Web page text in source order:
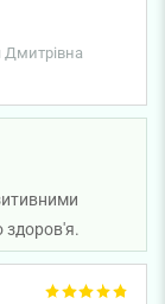
Дмитрівна